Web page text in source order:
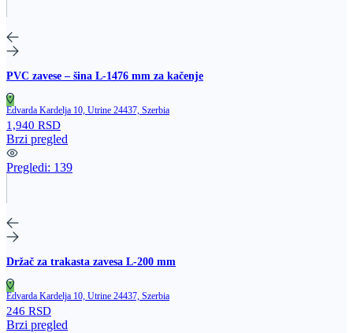
PVC zavese – šina L‑1476 mm za kačenje
Edvarda Kardelja 10, Utrine 24437, Szerbia
1,940 RSD
Brzi pregled
Pregledi: 139
Držač za trakasta zavesa L‑200 mm
Edvarda Kardelja 10, Utrine 24437, Szerbia
246 RSD
Brzi pregled